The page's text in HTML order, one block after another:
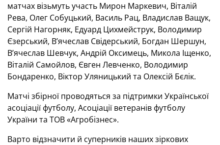
матчах візьмуть участь Мирон Маркевич, Віталій
Рева, Олег Собуцький, Василь Рац, Владислав Ващук,
Сергій Нагорняк, Едуард Цихмейструк, Володимир
Єзерський, В’ячеслав Свідерський, Богдан Шершун,
В’ячеслав Шевчук, Андрій Оксимець, Микола Іщенко,
Віталій Самойлов, Євген Левченко, Володимир
Бондаренко, Віктор Уляницький та Олексій Бєлік.
Матчі збірної проводяться за підтримки Української
асоціації футболу, Асоціації ветеранів футболу
України та ТОВ «Агробізнес».
Варто відзначити й суперників наших зіркових